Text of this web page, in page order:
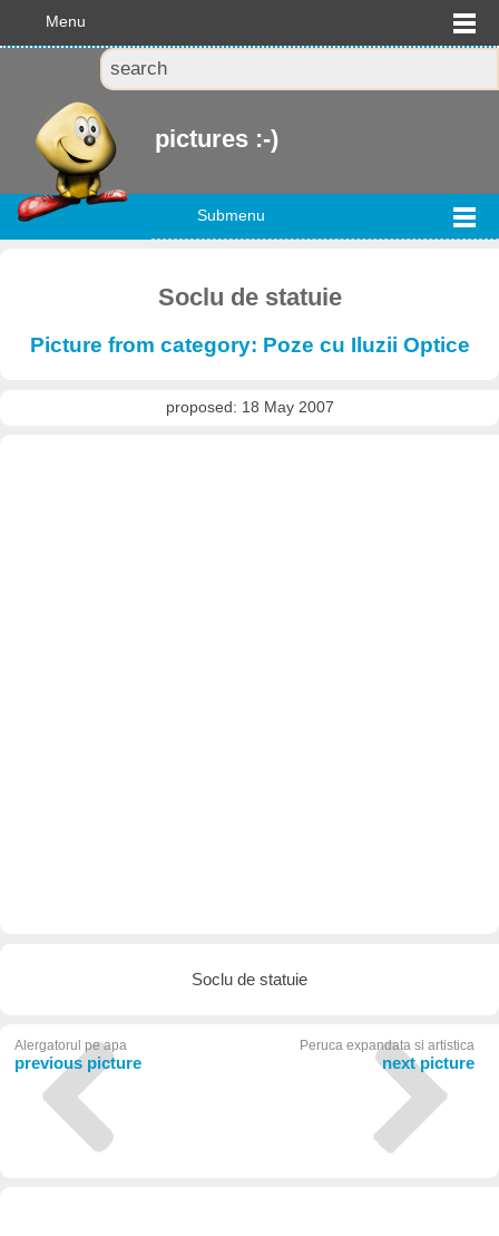
Menu
pictures :-)
Submenu
Soclu de statuie
Picture from category: Poze cu Iluzii Optice
proposed: 18 May 2007
Soclu de statuie
Alergatorul pe apa
previous picture
Peruca expandata si artistica
next picture